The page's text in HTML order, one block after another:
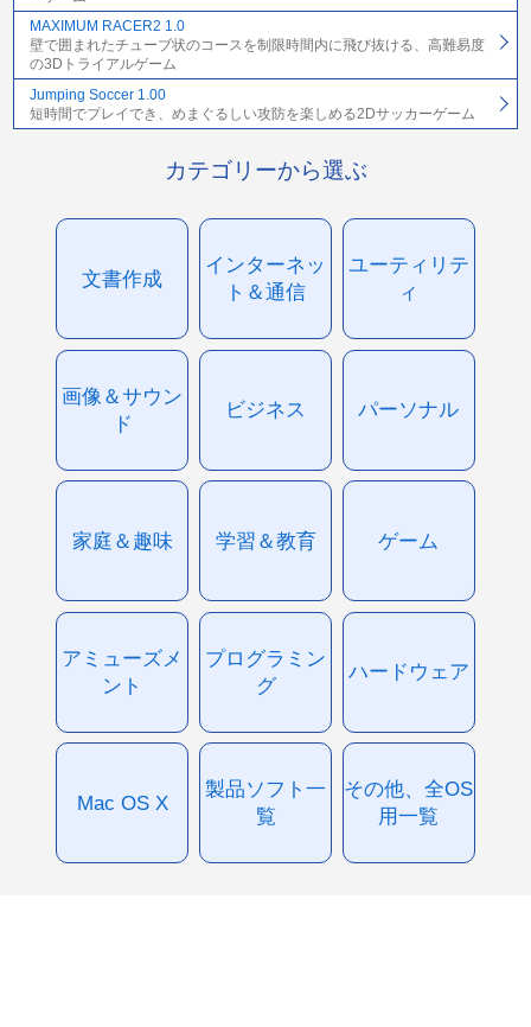
MAXIMUM RACER2 1.0
壁で囲まれたチューブ状のコースを制限時間内に飛び抜ける、高難易度
の3Dトライアルゲーム
Jumping Soccer 1.00
短時間でプレイでき、めまぐるしい攻防を楽しめる2Dサッカーゲーム
カテゴリーから選ぶ
文書作成
インターネッ
ト＆通信
ユーティリテ
ィ
画像＆サウン
ド
ビジネス パーソナル
家庭＆趣味 学習＆教育 ゲーム
アミューズメ
ント
プログラミン
グ
ハードウェア
Mac OS X
製品ソフト一
覧
その他、全OS
用一覧